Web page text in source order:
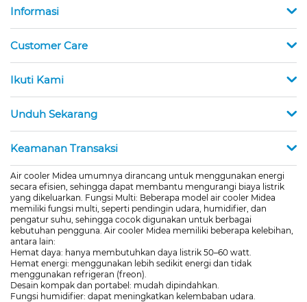
Informasi
Customer Care
Ikuti Kami
Unduh Sekarang
Keamanan Transaksi
Air cooler Midea umumnya dirancang untuk menggunakan energi
secara efisien, sehingga dapat membantu mengurangi biaya listrik
yang dikeluarkan. Fungsi Multi: Beberapa model air cooler Midea
memiliki fungsi multi, seperti pendingin udara, humidifier, dan
pengatur suhu, sehingga cocok digunakan untuk berbagai
kebutuhan pengguna. Air cooler Midea memiliki beberapa kelebihan,
antara lain:
Hemat daya: hanya membutuhkan daya listrik 50–60 watt.
Hemat energi: menggunakan lebih sedikit energi dan tidak
menggunakan refrigeran (freon).
Desain kompak dan portabel: mudah dipindahkan.
Fungsi humidifier: dapat meningkatkan kelembaban udara.